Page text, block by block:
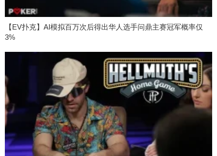
【EV扑克】AI模拟百万次后得出华人选手问鼎主赛冠军概率仅
3%